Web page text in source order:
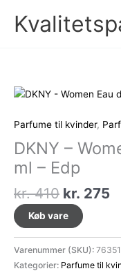
Parfume til kvinder,
DKNY –
ml – Edp
kr.410 Den
pris
var:
kr. 410.
kr. 275
Køb vare
Varenummer (SKU):
Kategorier: Parfume til